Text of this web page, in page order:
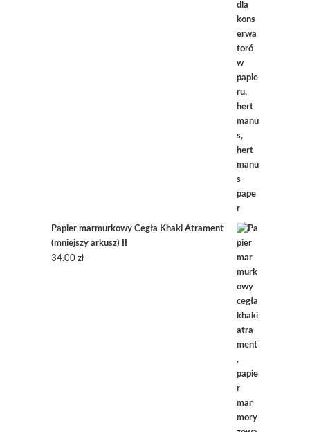
Papier marmurkowy Cegła Khaki Atrament
(mniejszy arkusz) II
34.00zł